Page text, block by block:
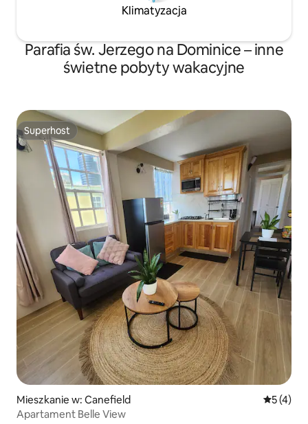
Klimatyzacja
Parafia św. Jerzego na Dominice – inne
świetne pobyty wakacyjne
Superhost
Superhost
Mieszkanie w: Canefield Średnia
5 (4)
Apartament Belle View